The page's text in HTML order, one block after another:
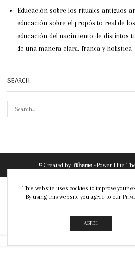
Educación sobre los rituales antiguos
educación sobre el propósito real de
educación del nacimiento de distintos
de una manera clara, franca y holistica
SEARCH
© Created by 8theme - Power Elite
This website uses cookies to improve your
By using this website you agree to our
AGREE